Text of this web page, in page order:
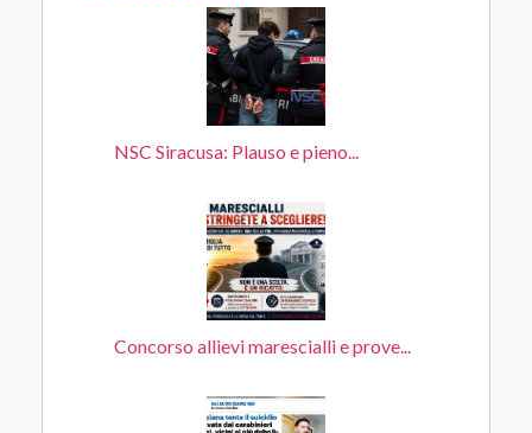
NSC Siracusa: Plauso e pieno...
Concorso allievi marescialli e prove...